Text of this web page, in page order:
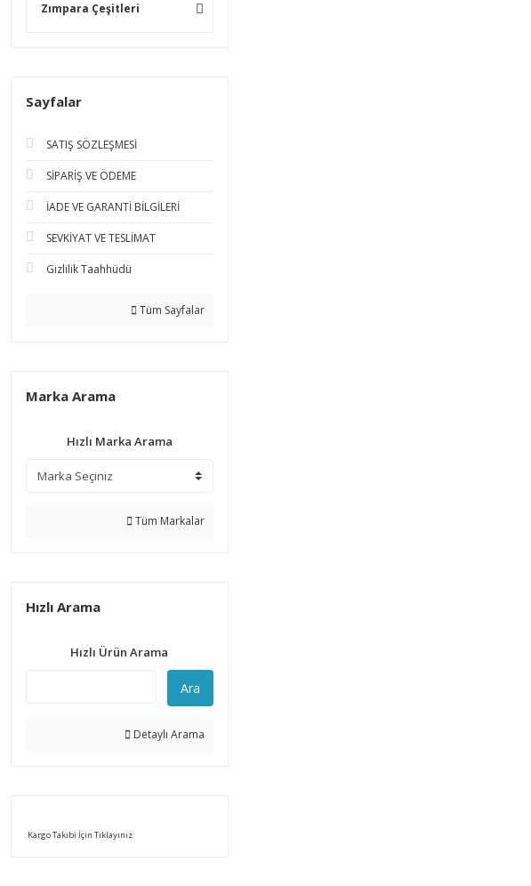
Zımpara Çeşitleri
Sayfalar
SATIŞ SÖZLEŞMESİ
SİPARİŞ VE ÖDEME
İADE VE GARANTİ BİLGİLERİ
SEVKİYAT VE TESLİMAT
Gizlilik Taahhüdü
Tüm Sayfalar
Marka Arama
Hızlı Marka Arama
Tüm Markalar
Hızlı Arama
Hızlı Ürün Arama
Ara
Detaylı Arama
Kargo Takibi İçin Tıklayınız